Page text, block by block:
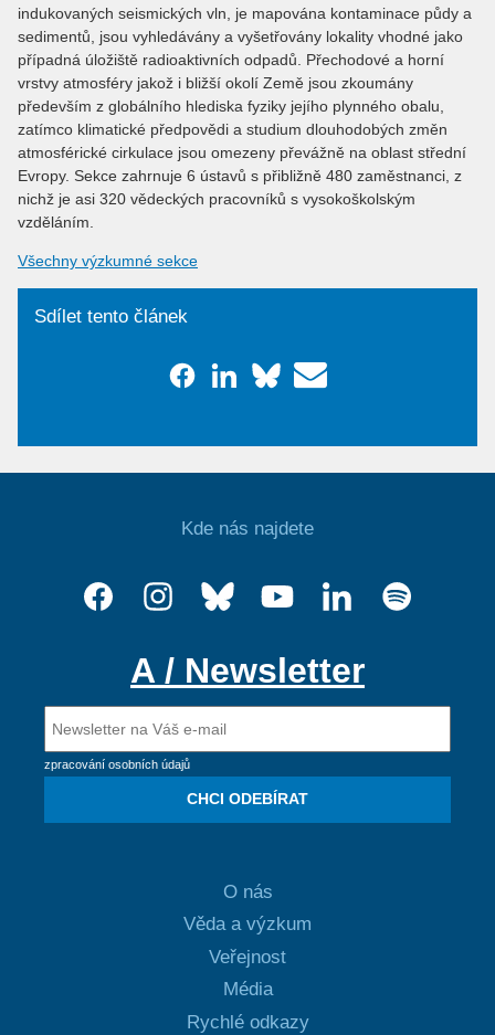
indukovaných seismických vln, je mapována kontaminace půdy a
sedimentů, jsou vyhledávány a vyšetřovány lokality vhodné jako
případná úložiště radioaktivních odpadů. Přechodové a horní
vrstvy atmosféry jakož i bližší okolí Země jsou zkoumány
především z globálního hlediska fyziky jejího plynného obalu,
zatímco klimatické předpovědi a studium dlouhodobých změn
atmosférické cirkulace jsou omezeny převážně na oblast střední
Evropy. Sekce zahrnuje 6 ústavů s přibližně 480 zaměstnanci, z
nichž je asi 320 vědeckých pracovníků s vysokoškolským
vzděláním.
Všechny výzkumné sekce
Sdílet tento článek
Kde nás najdete
A / Newsletter
zpracování osobních údajů
CHCI ODEBÍRAT
O nás
Věda a výzkum
Veřejnost
Média
Rychlé odkazy